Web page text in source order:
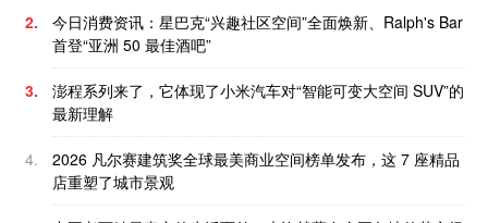
2.
今日消费资讯：星巴克“兴趣社区空间”全面焕新、Ralph's Bar
首登“亚洲 50 最佳酒吧”
3.
澎程系列来了，它体现了小米汽车对“智能可变大空间 SUV”的
最新理解
4.
2026 凡尔赛建筑奖全球最美商业空间榜单发布，这 7 座精品
店重塑了城市景观